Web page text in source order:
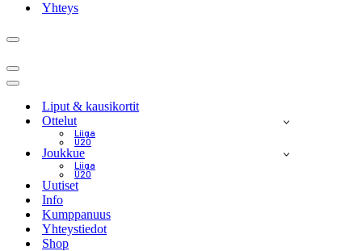
Yhteys
Navigation
Navigation
Menu
Navigation
Liput & kausikortit
Ottelut
Liiga
U20
Joukkue
Liiga
U20
Uutiset
Info
Kumppanuus
Yhteystiedot
Shop